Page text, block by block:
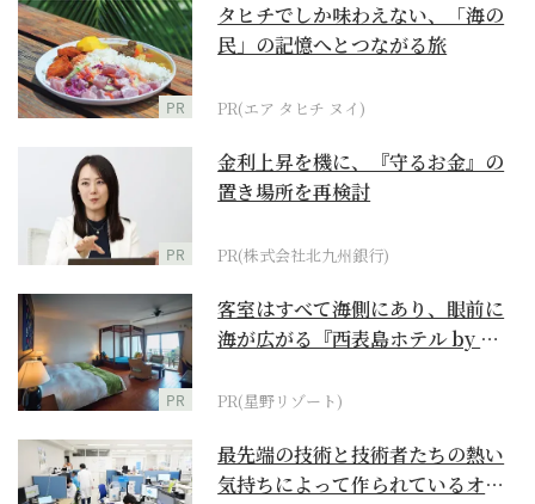
PR
タヒチでしか味わえない、「海の
民」の記憶へとつながる旅
PR(エア タヒチ ヌイ)
PR
金利上昇を機に、『守るお金』の
置き場所を再検討
PR(株式会社北九州銀行)
PR
客室はすべて海側にあり、眼前に
海が広がる『西表島ホテル by 星
PR(星野リゾート)
最先端の技術と技術者たちの熱い
気持ちによって作られているオー